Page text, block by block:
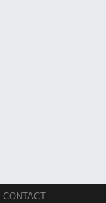
CONTACT